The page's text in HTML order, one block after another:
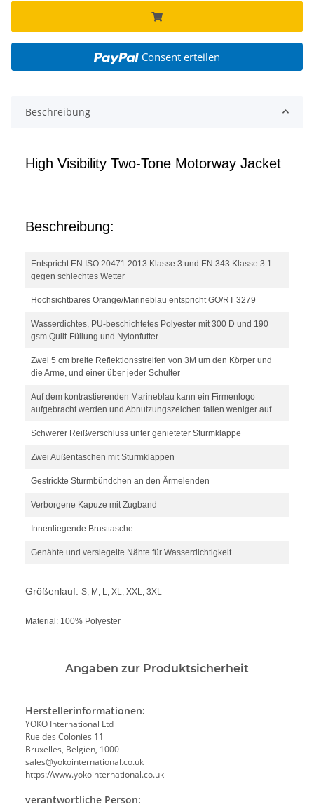
Consent erteilen
Beschreibung
High Visibility Two-Tone Motorway Jacket
Beschreibung:
Entspricht EN ISO 20471:2013 Klasse 3 und EN 343 Klasse 3.1
gegen schlechtes Wetter
Hochsichtbares Orange/Marineblau entspricht GO/RT 3279
Wasserdichtes, PU-beschichtetes Polyester mit 300 D und 190
gsm Quilt-Füllung und Nylonfutter
Zwei 5 cm breite Reflektionsstreifen von 3M um den Körper und
die Arme, und einer über jeder Schulter
Auf dem kontrastierenden Marineblau kann ein Firmenlogo
aufgebracht werden und Abnutzungszeichen fallen weniger auf
Schwerer Reißverschluss unter genieteter Sturmklappe
Zwei Außentaschen mit Sturmklappen
Gestrickte Sturmbündchen an den Ärmelenden
Verborgene Kapuze mit Zugband
Innenliegende Brusttasche
Genähte und versiegelte Nähte für Wasserdichtigkeit
Größenlauf: S, M, L, XL, XXL, 3XL
Material: 100% Polyester
Angaben zur Produktsicherheit
Herstellerinformationen:
YOKO International Ltd
Rue des Colonies 11
Bruxelles, Belgien, 1000
sales@yokointernational.co.uk
https://www.yokointernational.co.uk
verantwortliche Person: